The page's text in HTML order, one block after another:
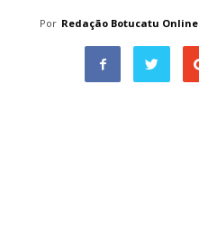
Por Redação Botucatu Online